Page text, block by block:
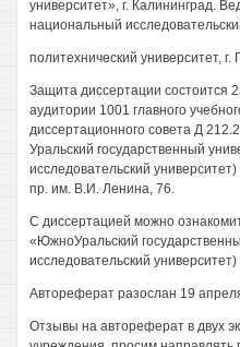
университет», г. Калининград.
национальный
политехнический университет, г.
Защита диссертации состоится
аудитории 1001 главного
диссертационного совета Д
Уральский государственный
исследовательский
пр. им. В.И. Ленина, 76.
С диссертацией можно
«ЮжноУральский
исследовательский
Автореферат разослан 19
Отзывы на автореферат в двух